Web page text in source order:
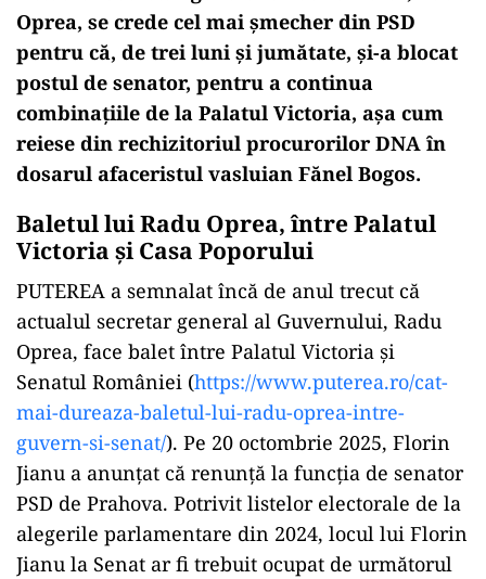
Oprea, se crede cel mai șmecher din PSD
pentru că, de trei luni și jumătate, și-a blocat
postul de senator, pentru a continua
combinațiile de la Palatul Victoria, așa cum
reiese din rechizitoriul procurorilor DNA în
dosarul afaceristul vasluian Fănel Bogos.
Baletul lui Radu Oprea, între Palatul
Victoria și Casa Poporului
PUTEREA a semnalat încă de anul trecut că
actualul secretar general al Guvernului, Radu
Oprea, face balet între Palatul Victoria și
Senatul României (https://www.puterea.ro/cat-
mai-dureaza-baletul-lui-radu-oprea-intre-
guvern-si-senat/). Pe 20 octombrie 2025, Florin
Jianu a anunțat că renunță la funcția de senator
PSD de Prahova. Potrivit listelor electorale de la
alegerile parlamentare din 2024, locul lui Florin
Jianu la Senat ar fi trebuit ocupat de următorul